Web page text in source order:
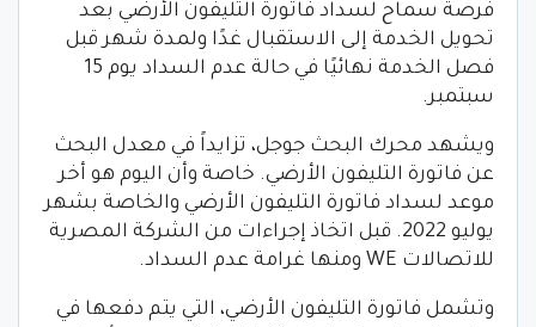
فرصة سماح لسداد فاتورة التليفون الأرضي بعد
تحويل الخدمة إلى الاستقبال غدًا ولمدة شهر قبل
فصل الخدمة نهائيًا في حالة عدم السداد يوم 15
سبتمبر.
ويشهد محرك البحث جوجل، تزايداً في معدل البحث
عن فاتورة التليفون الأرضي. خاصة وأن اليوم هو أخر
موعد لسداد فاتورة التليفون الأرضي والخاصة بشهر
يوليو 2022. قبل اتخاذ إجراءات من الشركة المصرية
للاتصالات WE ومنها غرامة عدم السداد.
وتشمل فاتورة التليفون الأرضي، التي يتم دفعها في